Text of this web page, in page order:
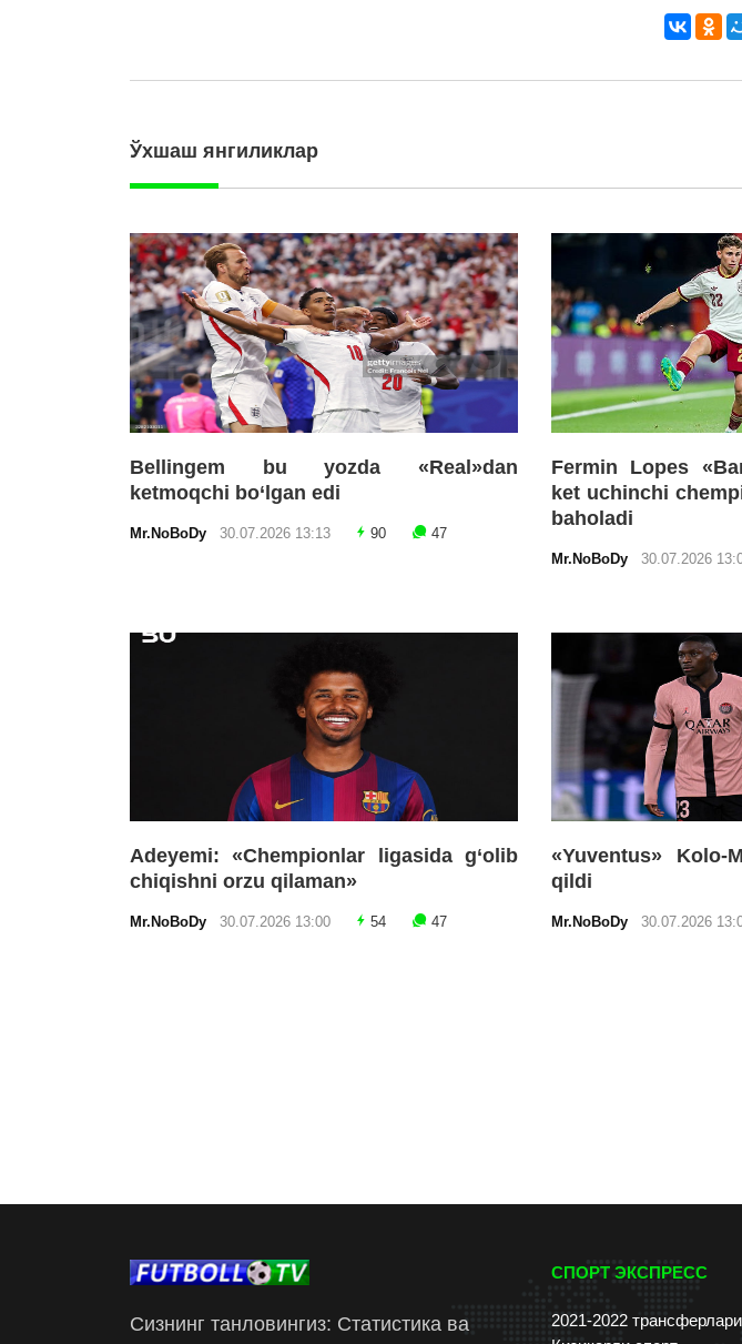
Ўхшаш янгиликлар
Bellingem bu yozda «Real»dan
ketmoqchi bo‘lgan edi
Mr.NoBoDy 30.07.2026 13:13 90 47
Fermin Lopes
ket uchinchi
baholadi
Mr.NoBoDy 30.07.2026
Adeyemi: «Chempionlar ligasida g‘olib
chiqishni orzu qilaman»
Mr.NoBoDy 30.07.2026 13:00 54 47
«Yuventus» Kolo-
qildi
Mr.NoBoDy 30.07.2026
Сизнинг танловингиз: Статистика ва
СПОРТ ЭКСПРЕСС
2021-2022 трансферлари